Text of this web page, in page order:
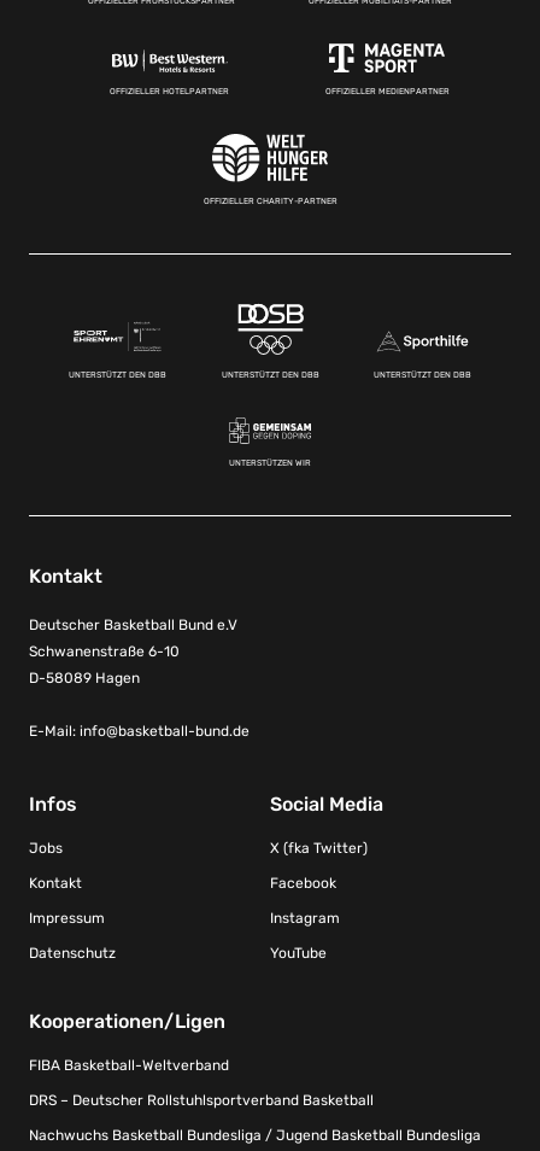
OFFIZIELLER HOTELPARTNER OFFIZIELLER MEDIENPARTNER
OFFIZIELLER CHARITY-PARTNER
UNTERSTÜTZT DEN DBB UNTERSTÜTZT DEN DBB UNTERSTÜTZT DEN DBB
UNTERSTÜTZEN WIR
Kontakt
Deutscher Basketball Bund e.V
Schwanenstraße 6-10
D-58089 Hagen
E-Mail: info@basketball-bund.de
Infos
Jobs
Kontakt
Impressum
Datenschutz
Social Media
X (fka Twitter)
Facebook
Instagram
YouTube
Kooperationen/Ligen
FIBA Basketball-Weltverband
DRS – Deutscher Rollstuhlsportverband Basketball
Nachwuchs Basketball Bundesliga / Jugend Basketball Bundesliga